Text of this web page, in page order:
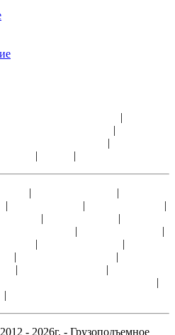
|
|
|
| |
| |
| |
|
| |
|
|
| |
| |
| |
|
|
- 2026г. - Грузоподъемное